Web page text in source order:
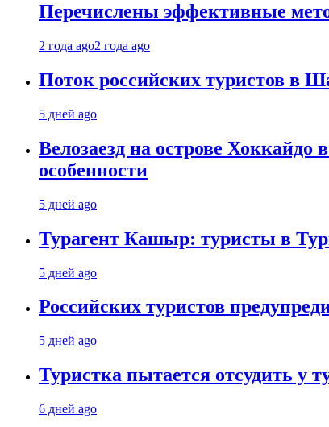
Перечислены эффективные
2 года ago2 года ago
Поток российских туристов в
5 дней ago
Велозаезд на острове Хоккайдо
особенности
5 дней ago
Турагент Кашыр: туристы в
5 дней ago
Российских туристов
5 дней ago
Туристка пытается отсудить у
6 дней ago